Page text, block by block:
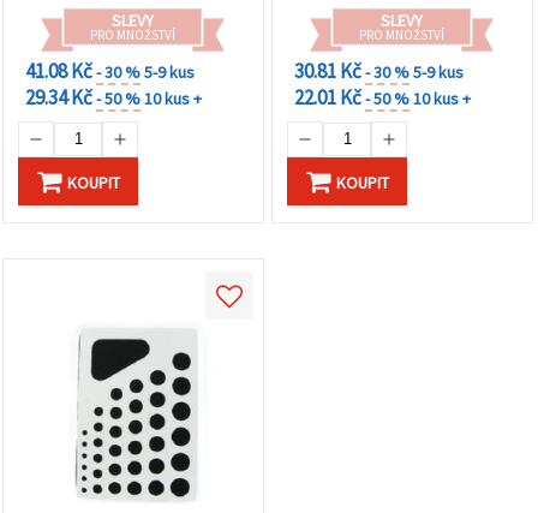
SLEVY
PRO MNOŽSTVÍ
41.08 Kč- 30 %5-9 kus
29.34 Kč- 50 %10 kus +
KOUPIT
SLEVY
PRO MNOŽSTVÍ
30.81 Kč- 30 %5-9 kus
22.01 Kč- 50 %10 kus +
KOUPIT